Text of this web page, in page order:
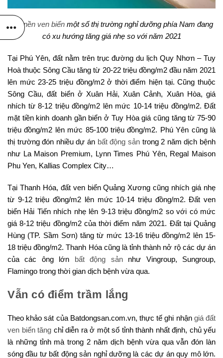
Đất nền ven biển một số thị trường nghỉ dưỡng phía Nam đang
có xu hướng tăng giá nhẹ so với năm 2021
Tại Phú Yên, đất nằm trên trục đường du lịch Quy Nhơn – Tuy
Hoà thuộc Sông Cầu tăng từ 20-22 triệu đồng/m2 đầu năm 2021
lên mức 23-25 triệu đồng/m2 ở thời điểm hiện tại. Cũng thuộc
Sông Cầu, đất biển ở Xuân Hải, Xuân Cảnh, Xuân Hòa, giá
nhích từ 8-12 triệu đồng/m2 lên mức 10-14 triệu đồng/m2. Đất
mặt tiền kinh doanh gần biển ở Tuy Hòa giá cũng tăng từ 75-90
triệu đồng/m2 lên mức 85-100 triệu đồng/m2. Phú Yên cũng là
thị trường đón nhiều dự án bất động sảntrong 2 năm dịch bệnh
như La Maison Premium, Lynn Times Phú Yên, Regal Maison
Phu Yen, Kallias Complex City…
Tại Thanh Hóa, đất ven biển Quảng Xương cũng nhích giá nhẹ
từ 9-12 triệu đồng/m2 lên mức 10-14 triệu đồng/m2. Đất ven
biển Hải Tiến nhích nhẹ lên 9-13 triệu đồng/m2 so với có mức
giá 8-12 triệu đồng/m2 của thời điểm năm 2021. Đất tại Quảng
Hùng (TP. Sầm Sơn) tăng từ mức 13-16 triệu đồng/m2 lên 15-
18 triệu đồng/m2. Thanh Hóa cũng là tỉnh thành nở rộ các dự án
của các ông lớn bất động sảnnhư Vingroup, Sungroup,
Flamingo trong thời gian dịch bệnh vừa qua.
Vẫn có điểm trầm lắng
Theo khảo sát của Batdongsan.com.vn, thực tế ghi nhận giá đất
ven biển tăng chỉ diễn ra ở một số tỉnh thành nhất định, chủ yếu
là những tỉnh mà trong 2 năm dịch bệnh vừa qua vẫn đón làn
sóng đầu tư bất động sản nghỉ dưỡng là các dự án quy mô lớn.